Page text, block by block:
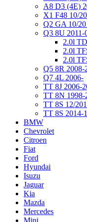
A8 D3 (4E)
X1 F48 10/
Q2 GA 10/
Q3 8U 2011-
2.0l
2.0l
2.0l
Q5 8R 2008-
Q7 4L 2006-
TT 8J 2006-
TT 8N 1998-
TT 8S 12/
TT 8S 2014-
BMW
Chevrolet
Citroen
Fiat
Ford
Hyundai
Isuzu
Jaguar
Kia
Mazda
Mercedes
Mini